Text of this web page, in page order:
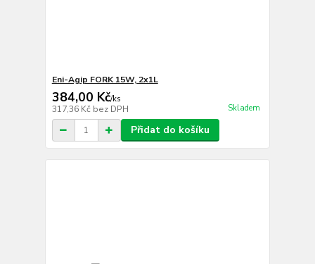
Eni-Agip FORK 15W, 2x1L
384,00 Kč/ks
317,36 Kč bez DPH Skladem
Přidat do košíku